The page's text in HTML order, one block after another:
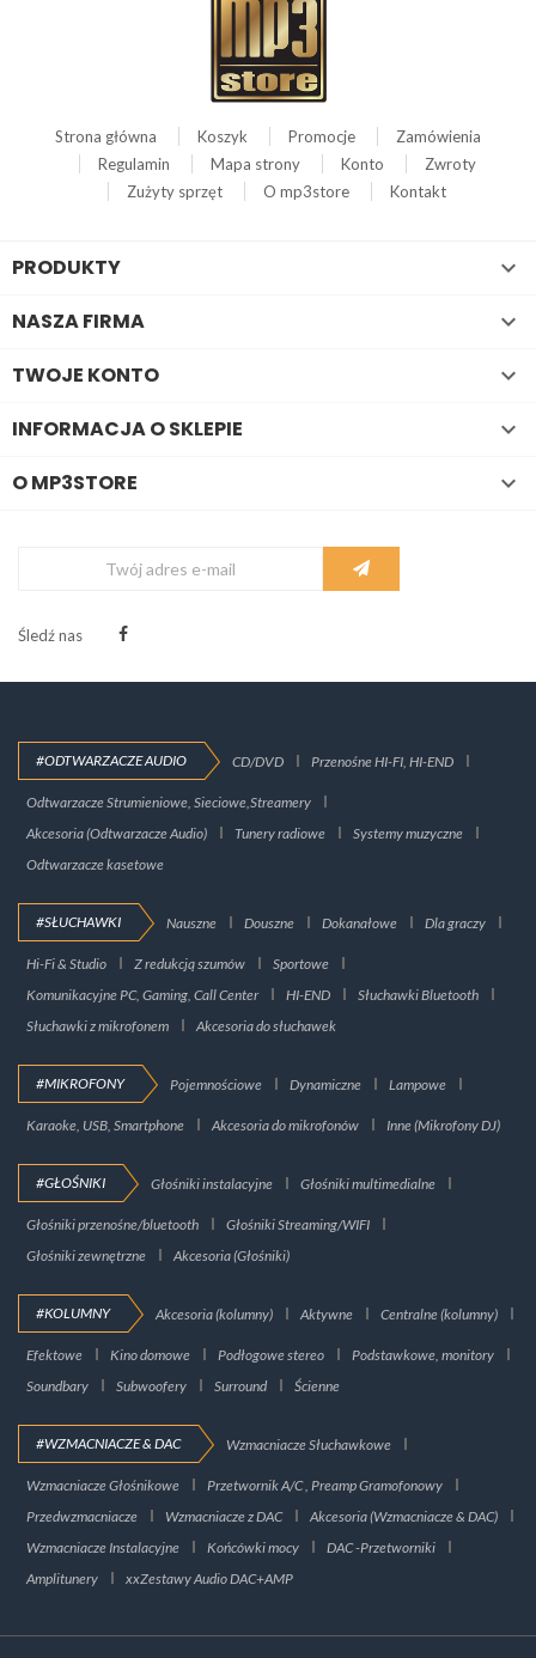
Strona główna Koszyk Promocje
Zamówienia
Regulamin
Mapa strony Konto
Zwroty
Zużyty sprzęt
O mp3store Kontakt
PRODUKTY 
NASZA FIRMA 
TWOJE KONTO 
INFORMACJA O SKLEPIE 
O MP3STORE 
Śledź nas
#ODTWARZACZE AUDIO CD/DVD Przenośne HI-FI, HI-END
Odtwarzacze Strumieniowe, Sieciowe,Streamery
Akcesoria (Odtwarzacze Audio)
Tunery radiowe
Systemy muzyczne
Odtwarzacze kasetowe
#SŁUCHAWKI Nauszne Douszne Dokanałowe Dla graczy
Hi-Fi & Studio Z redukcją szumów
Sportowe
Komunikacyjne PC, Gaming, Call Center
HI-END
Słuchawki Bluetooth
Słuchawki z mikrofonem
Akcesoria do słuchawek
#MIKROFONY Pojemnościowe Dynamiczne Lampowe
Karaoke, USB, Smartphone Akcesoria do mikrofonów Inne (Mikrofony DJ)
#GŁOŚNIKI Głośniki instalacyjne Głośniki multimedialne
Głośniki przenośne/bluetooth
Głośniki Streaming/WIFI
Głośniki zewnętrzne
Akcesoria (Głośniki)
#KOLUMNY Akcesoria (kolumny) Aktywne Centralne (kolumny)
Efektowe Kino domowe Podłogowe stereo
Podstawkowe, monitory
Soundbary
Subwoofery Surround Ścienne
#WZMACNIACZE & DAC Wzmacniacze Słuchawkowe
Wzmacniacze Głośnikowe
Przetwornik A/C , Preamp Gramofonowy
Przedwzmacniacze
Wzmacniacze z DAC
Akcesoria (Wzmacniacze & DAC)
Wzmacniacze Instalacyjne
Końcówki mocy
DAC -Przetworniki
Amplitunery
xxZestawy Audio DAC+AMP